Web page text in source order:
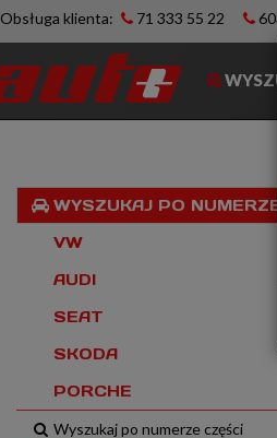
Obsługa klienta: 71 333 55 22
WYSZUKAJ PO
VW
AUDI
SEAT
SKODA
PORCHE
Wyszukaj po numerze części